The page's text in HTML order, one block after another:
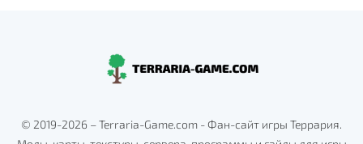
© 2019-2026 – Terraria-Game.com - Фан-сайт игры Террария.